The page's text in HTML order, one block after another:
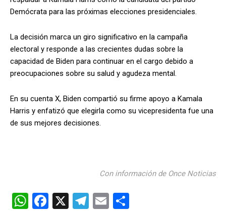
Demócrata para las próximas elecciones presidenciales.
La decisión marca un giro significativo en la campaña
electoral y responde a las crecientes dudas sobre la
capacidad de Biden para continuar en el cargo debido a
preocupaciones sobre su salud y agudeza mental.
En su cuenta X, Biden compartió su firme apoyo a Kamala
Harris y enfatizó que elegirla como su vicepresidenta fue una
de sus mejores decisiones.
Con información de Once Noticias
W F
X
T
E